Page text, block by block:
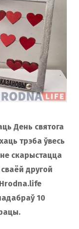
o
o
k
r
a
День святога
трэба ўвесь
скарыстацца
другой
Hrodna.life
10